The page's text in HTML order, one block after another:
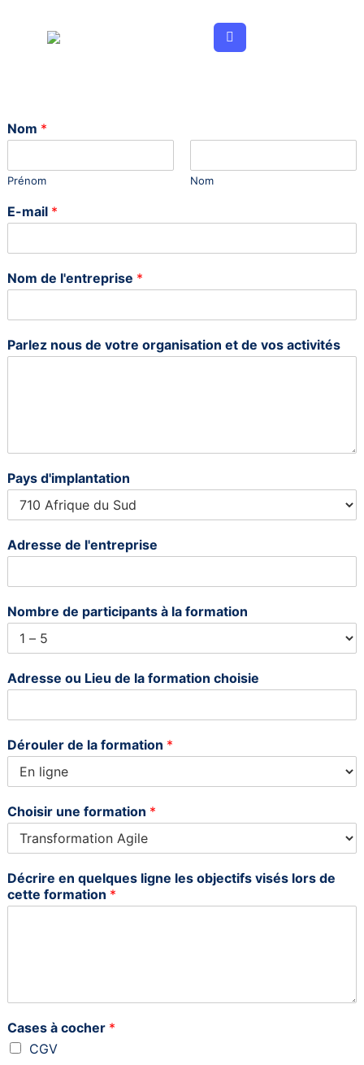
Nom *
Prénom Nom
E-mail *
Nom de l'entreprise *
Parlez nous de votre organisation et de vos activités
Pays d'implantation
Adresse de l'entreprise
Nombre de participants à la formation
Adresse ou Lieu de la formation choisie
Dérouler de la formation *
Choisir une formation *
Décrire en quelques ligne les objectifs visés lors de
cette formation *
Cases à cocher *
CGV